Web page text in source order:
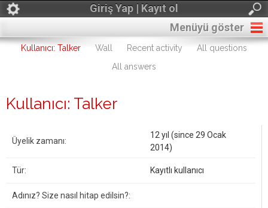
Giriş Yap | Kayıt ol
Menüyü göster
Kullanıcı: Talker Wall Recent activity
All questions
All answers
Kullanıcı: Talker
Üyelik zamanı:
12 yıl (since 29 Ocak
2014)
Tür: Kayıtlı kullanıcı
Adınız? Size nasıl hitap edilsin?: